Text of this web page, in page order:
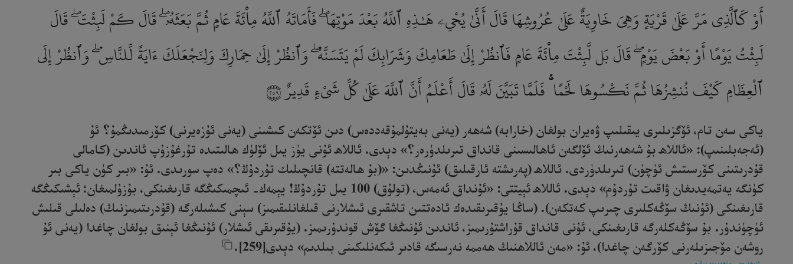
أَوْ كَٱلَّذِى مَرَّ عَلَىٰ قَرْيَةٍ وَهِىَ خَاوِيَةٌ عَلَىٰ عُرُوشِهَا قَالَ أَنَّىٰ يُحْىِۦ هَـٰذِهِ ٱللَّهُ بَعْدَ مَوْتِهَا ۖ فَأَمَاتَهُ ٱللَّهُ مِا۟ئَةَ عَامٍ ثُمَّ بَعَثَهُۥ ۖ قَالَ كَمْ لَبِثْتَ ۖ قَالَ
لَبِثْتُ يَوْمًا أَوْ بَعْضَ يَوْمٍ ۖ قَالَ بَل لَّبِثْتَ مِا۟ئَةَ عَامٍ فَٱنظُرْ إِلَىٰ طَعَامِكَ وَشَرَابِكَ لَمْ يَتَسَنَّهْ ۖ وَٱنظُرْ إِلَىٰ حِمَارِكَ وَلِنَجْعَلَكَ ءَايَةً لِّلنَّاسِ ۖ وَٱنظُرْ إِلَى
ٱلْعِظَامِ كَيْفَ نُنشِزُهَا ثُمَّ نَكْسُوهَا لَحْمًا ۚ فَلَمَّا تَبَيَّنَ لَهُۥ قَالَ أَعْلَمُ أَنَّ ٱللَّهَ عَلَىٰ كُلِّ شَىْءٍ قَدِيرٌ ٢٥٩
ياكى سەن تام، ئۆگزىلىرى يىقىلىپ ۋەيران بولغان (خارابە) شەھەر (يەنى بەيتۇلمۇقەددەس) دىن ئۆتكەن كىشىنى (يەنى ئۇزەيرنى) كۆرمىدىڭمۇ؟ ئۇ
(ئەجەبلىنىپ): «ئاللاھ بۇ شەھەرنىڭ ئۆلگەن ئاھالىسىنى قانداق تىرىلدۈرەر؟» دېدى. ئاللاھ ئۇنى يۈز يىل ئۆلۈك ھالىتىدە تۇرغۇزۇپ ئاندىن (كامالى
قۇدرىتىنى كۆرسىتىش ئۈچۈن) تىرىلدۈردى. ئاللاھ (پەرىشتە ئارقىلىق) ئۇنىڭدىن: «(بۇ ھالەتتە) قانچىلىك تۇردۇڭ؟» دەپ سورىدى. ئۇ: «بىر كۈن ياكى بىر
كۈنگە يەتمەيدىغان ۋاقىت تۇردۇم» دېدى. ئاللاھ ئېيتتى: «ئۇنداق ئەمەس، (تولۇق) 100 يىل تۇردۇڭ! يېمەك- ئىچمىكىڭگە قارىغىنكى، بۇزۇلمىغان؛ ئېشىكىڭگە
قارىغىنكى (ئۇنىڭ سۆڭەكلىرى چىرىپ كەتكەن). (ساڭا يۇقىرىقىدەك ئادەتتىن تاشقىرى ئىشلارنى قىلغانلىقىمىز) سېنى كىشىلەرگە (قۇدرىتىمىزنىڭ) دەلىلى قىلىش
ئۈچۈندۇر. بۇ سۆڭەكلەرگە قارىغىنكى، ئۇنى قانداق قۇراشتۇرىمىز، ئاندىن ئۇنىڭغا گۆش قوندۇرىمىز. (يۇقىرىقى ئىشلار) ئۇنىڭغا ئېنىق بولغان چاغدا (يەنى ئۇ
روشەن مۆجىزىلەرنى كۆرگەن چاغدا)، ئۇ: «مەن ئاللاھنىڭ ھەممە نەرسىگە قادىر ئىكەنلىكىنى بىلدىم» دېدى[259].‎